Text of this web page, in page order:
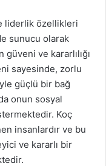
liderlik özellikleri
sunucu olarak
güveni ve kararlılığı
sayesinde, zorlu
güçlü bir bağ
onun sosyal
Koç
insanlardır ve bu
ve kararlı bir